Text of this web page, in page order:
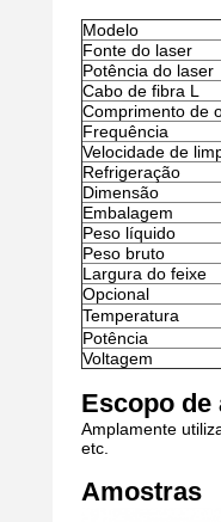
Modelo
Fonte do laser
Potência do laser
Cabo de fibra L
Comprimento de
Frequência
Velocidade de
Refrigeração
Dimensão
Embalagem
Peso líquido
Peso bruto
Largura do feixe
Opcional
Temperatura
Potência
Voltagem
Escopo de
Amplamente
etc.
Amostras